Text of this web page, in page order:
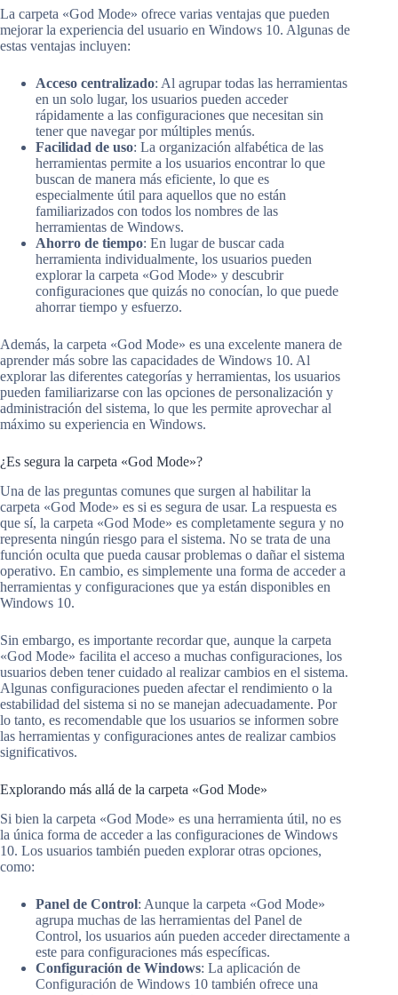
La carpeta «God Mode» ofrece varias ventajas que pueden
mejorar la experiencia del usuario en Windows 10. Algunas de
estas ventajas incluyen:
Acceso centralizado: Al agrupar todas las herramientas
en un solo lugar, los usuarios pueden acceder
rápidamente a las configuraciones que necesitan sin
tener que navegar por múltiples menús.
Facilidad de uso: La organización alfabética de las
herramientas permite a los usuarios encontrar lo que
buscan de manera más eficiente, lo que es
especialmente útil para aquellos que no están
familiarizados con todos los nombres de las
herramientas de Windows.
Ahorro de tiempo: En lugar de buscar cada
herramienta individualmente, los usuarios pueden
explorar la carpeta «God Mode» y descubrir
configuraciones que quizás no conocían, lo que puede
ahorrar tiempo y esfuerzo.
Además, la carpeta «God Mode» es una excelente manera de
aprender más sobre las capacidades de Windows 10. Al
explorar las diferentes categorías y herramientas, los usuarios
pueden familiarizarse con las opciones de personalización y
administración del sistema, lo que les permite aprovechar al
máximo su experiencia en Windows.
¿Es segura la carpeta «God Mode»?
Una de las preguntas comunes que surgen al habilitar la
carpeta «God Mode» es si es segura de usar. La respuesta es
que sí, la carpeta «God Mode» es completamente segura y no
representa ningún riesgo para el sistema. No se trata de una
función oculta que pueda causar problemas o dañar el sistema
operativo. En cambio, es simplemente una forma de acceder a
herramientas y configuraciones que ya están disponibles en
Windows 10.
Sin embargo, es importante recordar que, aunque la carpeta
«God Mode» facilita el acceso a muchas configuraciones, los
usuarios deben tener cuidado al realizar cambios en el sistema.
Algunas configuraciones pueden afectar el rendimiento o la
estabilidad del sistema si no se manejan adecuadamente. Por
lo tanto, es recomendable que los usuarios se informen sobre
las herramientas y configuraciones antes de realizar cambios
significativos.
Explorando más allá de la carpeta «God Mode»
Si bien la carpeta «God Mode» es una herramienta útil, no es
la única forma de acceder a las configuraciones de Windows
10. Los usuarios también pueden explorar otras opciones,
como:
Panel de Control: Aunque la carpeta «God Mode»
agrupa muchas de las herramientas del Panel de
Control, los usuarios aún pueden acceder directamente a
este para configuraciones más específicas.
Configuración de Windows: La aplicación de
Configuración de Windows 10 también ofrece una